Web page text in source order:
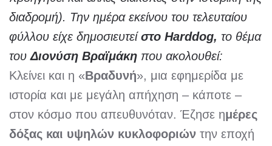
διαδρομή). Την ημέρα εκείνου του τελευταίου
φύλλου είχε δημοσιευτείστο Harddog, το θέμα
τουΔιονύση Βραϊμάκη που ακολουθεί:
Κλείνει και η «Βραδυνή», μια εφημερίδα με
ιστορία και με μεγάλη απήχηση – κάποτε –
στον κόσμο που απευθυνόταν. Έζησε ημέρες
δόξας και υψηλών κυκλοφοριών την εποχή